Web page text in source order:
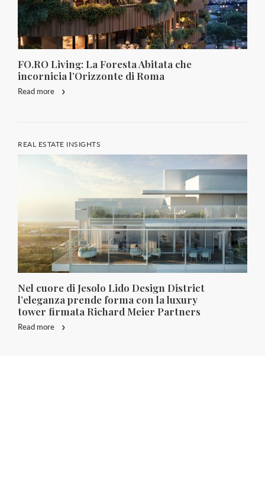
FO.RO Living: La Foresta Abitata che
incornicia l’Orizzonte di Roma
Read more
REAL ESTATE INSIGHTS
Nel cuore di Jesolo Lido Design District
l’eleganza prende forma con la luxury
tower firmata Richard Meier Partners
Read more